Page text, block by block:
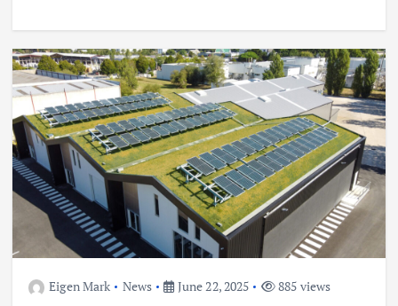
Eigen Mark News June 22, 2025 885 views